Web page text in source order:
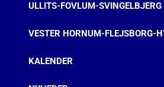
ULLITS-FOVLUM-SVINGELBJERG
VESTER HORNUM-FLEJSBORG-
KALENDER